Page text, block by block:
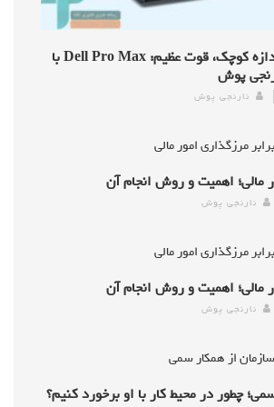
کامپیوتر AI با اندازه کوچک، قوت عظیم: Dell Pro Max با
نارنجی پوش
مالی؛ اهمیت و روش انجام آن
نارنجی پوش
مالی؛ اهمیت و روش انجام آن
نارنجی پوش